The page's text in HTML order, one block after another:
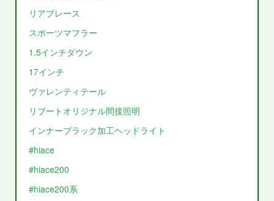
リアブレース
スポーツマフラー
1.5インチダウン
17インチ
ヴァレンティテール
リブートオリジナル間接照明
インナーブラック加工ヘッドライト
#hiace
#hiace200
#hiace200系